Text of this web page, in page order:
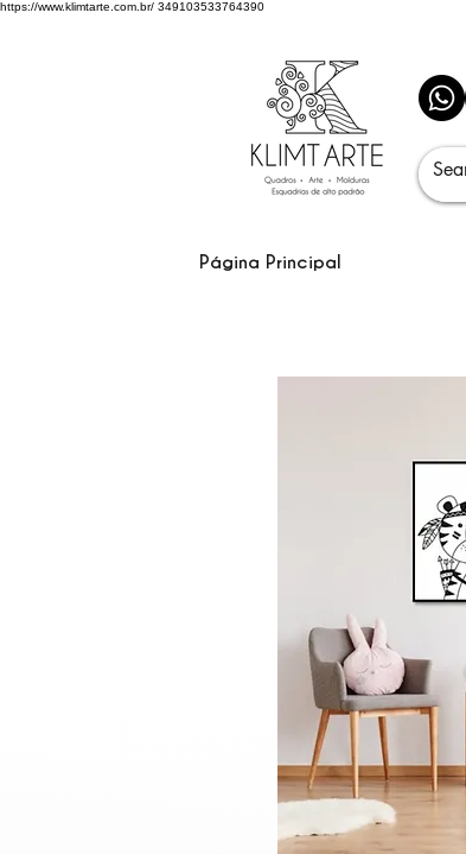
https://www.klimtarte.com.br/ 349103533764390
Página Principal